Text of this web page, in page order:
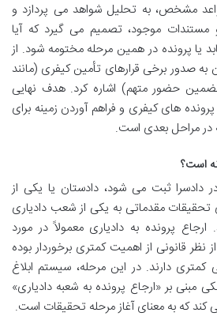
مشخص، به تحلیل شواهد می پردازد و
موجود، تصمیم می گیرد که آیا
یا پرونده در همین مرحله مختومه شود. از
به صدور برخی قرارهای تأمین کیفری (مانند
تضمین حضور متهم) اشاره کرد. هدف نهایی
های کیفری و فراهم آوردن زمینه برای
در مراحل بعدی است.
است؟
دادسرا ثبت می شود، دادستان یا یکی از
تحقیقات مقدماتی به یکی از شعب دادیاری
پرونده به دادیاری معمولاً در مورد
قانونی از اهمیت کمتری برخوردار بوده
دارند. در این مرحله، سیستم ابلاغ
مبنی بر «ارجاع پرونده به شعبه دادیاری»
کند که به معنای آغاز مرحله تحقیقات است.